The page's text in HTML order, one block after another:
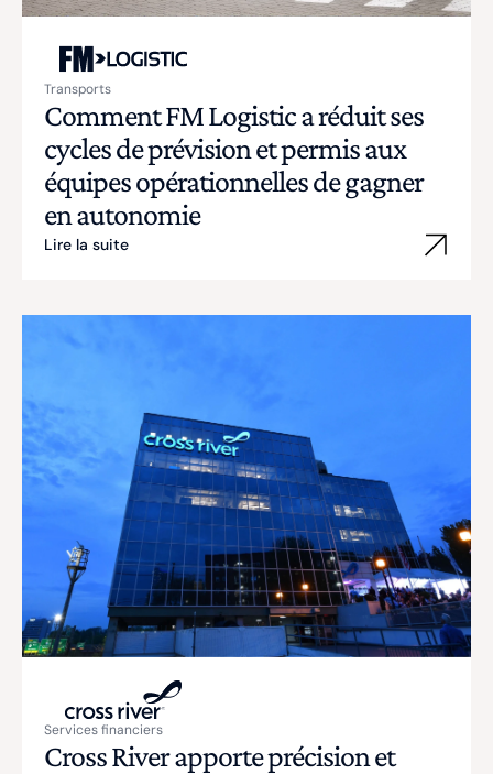
Transports
Comment FM Logistic a réduit ses
cycles de prévision et permis aux
équipes opérationnelles de gagner
en autonomie
Lire la suite
Services financiers
Cross River apporte précision et